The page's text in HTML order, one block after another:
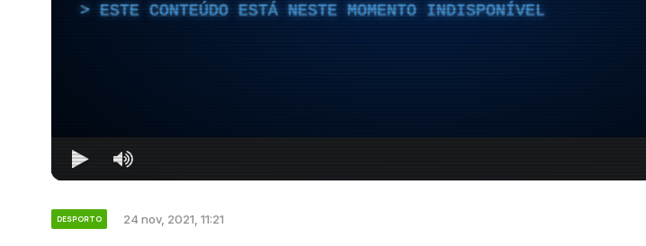
ESTE CONTEÚDO ESTÁ NESTE MOMENTO INDISPONÍVEL
DESPORTO 24 nov, 2021, 11:21